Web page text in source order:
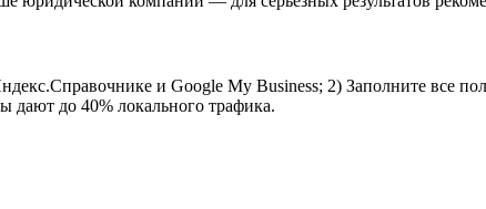
и Google My Business; 2) Заполните все
дают до 40% локального трафика.